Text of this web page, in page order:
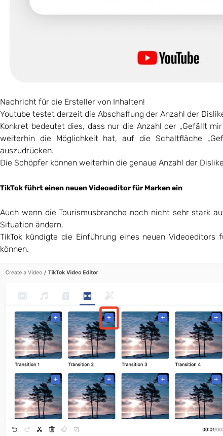
Nachricht für die Ersteller von Inhalten!
Youtube testet derzeit die Abschaffung der Anzahl der
Konkret bedeutet dies, dass nur die Anzahl der „Gefällt
weiterhin die Möglichkeit hat, auf die Schaltfläche
auszudrücken.
Die Schöpfer können weiterhin die genaue Anzahl der
TikTok führt einen neuen Videoeditor für Marken ein
Auch wenn die Tourismusbranche noch nicht sehr stark
Situation ändern.
TikTok kündigte die Einführung eines neuen
können.